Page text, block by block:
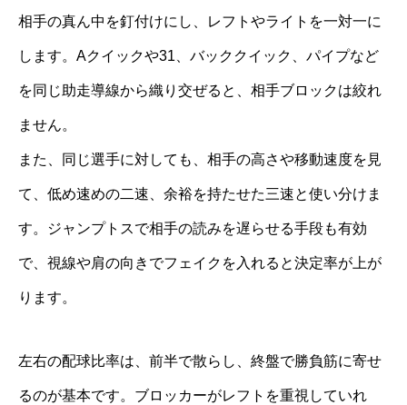
相手の真ん中を釘付けにし、レフトやライトを一対一に
します。Aクイックや31、バッククイック、パイプなど
を同じ助走導線から織り交ぜると、相手ブロックは絞れ
ません。
また、同じ選手に対しても、相手の高さや移動速度を見
て、低め速めの二速、余裕を持たせた三速と使い分けま
す。ジャンプトスで相手の読みを遅らせる手段も有効
で、視線や肩の向きでフェイクを入れると決定率が上が
ります。
左右の配球比率は、前半で散らし、終盤で勝負筋に寄せ
るのが基本です。ブロッカーがレフトを重視していれ